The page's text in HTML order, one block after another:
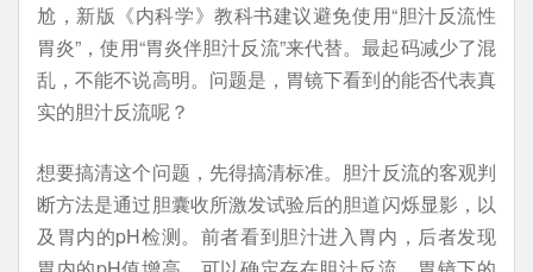
尬，新版《内科学》教科书建议避免使用“胆汁反流性
胃炎”，使用“胃炎伴胆汁反流”来代替。最起码减少了混
乱，不能不说高明。问题是，胃镜下看到的能否代表真
实的胆汁反流呢？
想要搞清这个问题，先得搞清标准。胆汁反流的客观判
断方法是通过胆囊收所激发试验后的胆道闪烁显影，以
及胃内的pH检测。前者看到胆汁进入胃内，后者发现